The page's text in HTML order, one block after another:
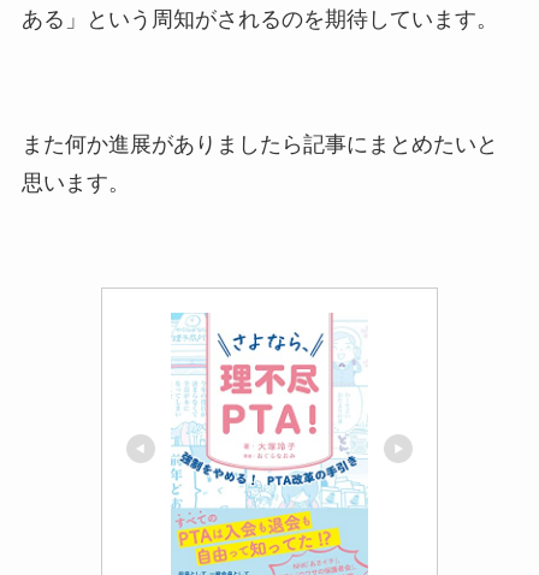
ある」という周知がされるのを期待しています。
また何か進展がありましたら記事にまとめたいと
思います。